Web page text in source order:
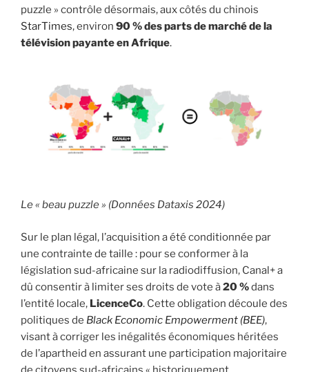
puzzle » contrôle désormais, aux côtés du chinois
StarTimes, environ 90 % des parts de marché de la
télévision payante en Afrique.
Le « beau puzzle » (Données Dataxis 2024)
Sur le plan légal, l’acquisition a été conditionnée par
une contrainte de taille : pour se conformer à la
législation sud-africaine sur la radiodiffusion, Canal+ a
dû consentir à limiter ses droits de vote à20 %dans
l’entité locale, LicenceCo. Cette obligation découle des
politiques de Black Economic Empowerment (BEE),
visant à corriger les inégalités économiques héritées
de l’apartheid en assurant une participation majoritaire